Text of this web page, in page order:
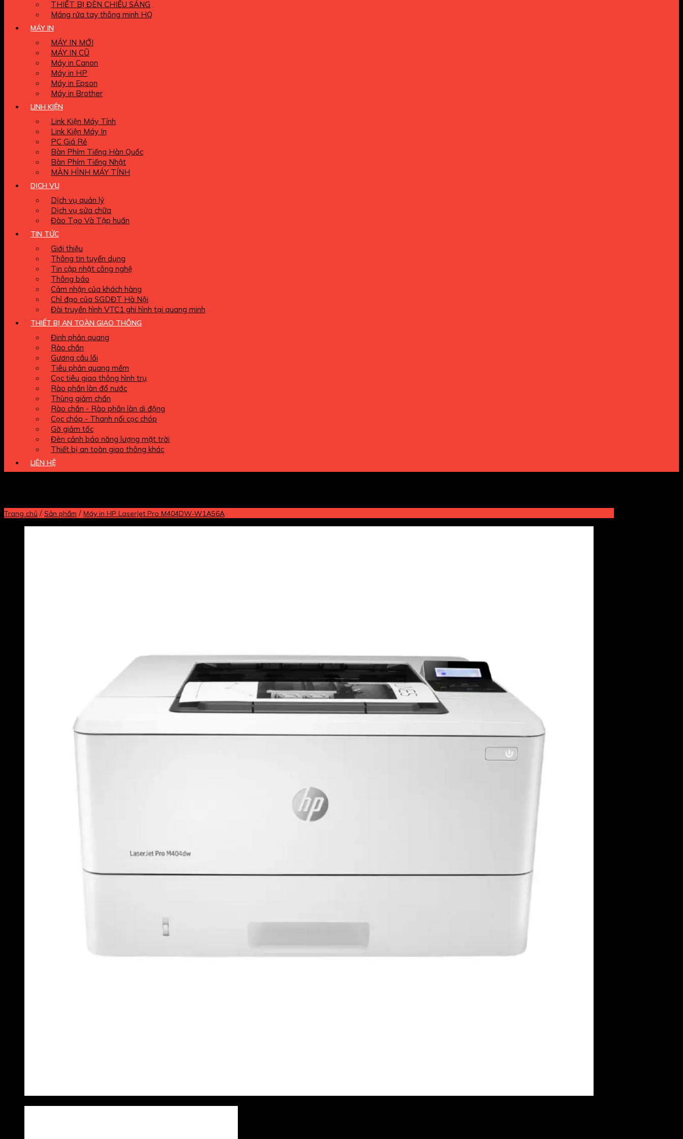
THIẾT BỊ ĐÈN CHIẾU SÁNG
Máng rửa tay thông minh HQ
MÁY IN
MÁY IN MỚI
MÁY IN CŨ
Máy in Canon
Máy in HP
Máy in Epson
Máy in Brother
LINH KIỆN
Link Kiện Máy Tính
Link Kiện Máy In
PC Giá Rẻ
Bàn Phím Tiếng Hàn Quốc
Bàn Phím Tiếng Nhật
MÀN HÌNH MÁY TÍNH
DỊCH VỤ
Dịch vụ quản lý
Dịch vụ sửa chữa
Đào Tạo Và Tập huấn
TIN TỨC
Giới thiệu
Thông tin tuyển dụng
Tin cập nhật công nghệ
Thông báo
Cảm nhận của khách hàng
Chỉ đạo của SGDĐT Hà Nội
Đài truyền hình VTC1 ghi hình tại quang minh
THIẾT BỊ AN TOÀN GIAO THÔNG
Đinh phản quang
Rào chắn
Gương cầu lồi
Tiêu phản quang mềm
Cọc tiêu giao thông hình trụ
Rào phần làn đổ nước
Thùng giảm chấn
Rào chắn - Rào phân làn di động
Cọc chóp - Thanh nối cọc chóp
Gờ giảm tốc
Đèn cảnh báo năng lượng mặt trời
Thiết bị an toàn giao thông khác
LIÊN HỆ
Trang chủ / Sản phẩm / Máy in HP LaserJet Pro M404DW-W1A56A